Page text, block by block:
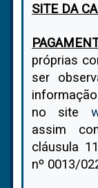
SITE DA
próprias
ser
no site
assim
cláusula
nº 0013/